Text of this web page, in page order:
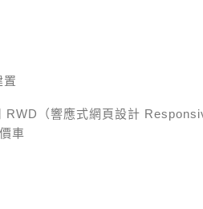
置
RWD（響應式網頁設計
車